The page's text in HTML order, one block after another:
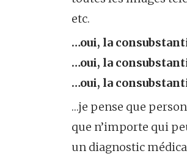
etc.
…oui, la
…oui, la
…oui, la
…je pense que
que n’importe qui
un diagnostic